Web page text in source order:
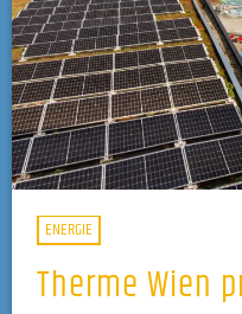
ENERGIE
Therme Wien